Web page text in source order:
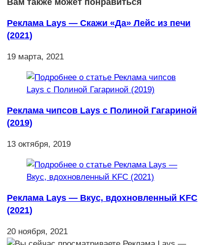
Реклама Lays — Скажи «Да» Лейс из печи
(2021)
19 марта, 2021
Реклама чипсов Lays с Полиной Гагариной
(2019)
13 октября, 2019
Реклама Lays — Вкус, вдохновленный KFC
(2021)
20 ноября, 2021